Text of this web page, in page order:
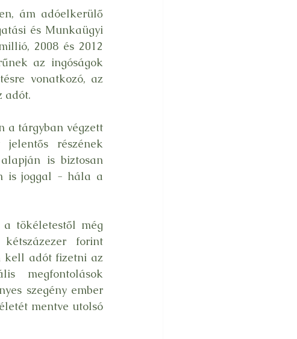
ám adóelkerülő
és Munkaügyi
2008 és 2012
az ingóságok
vonatkozó, az
adót.
a tárgyban végzett
részének
is biztosan
is joggal - hála a
tökéletestől még
forint
kell adót fizetni az
megfontolások
szegény ember
mentve utolsó